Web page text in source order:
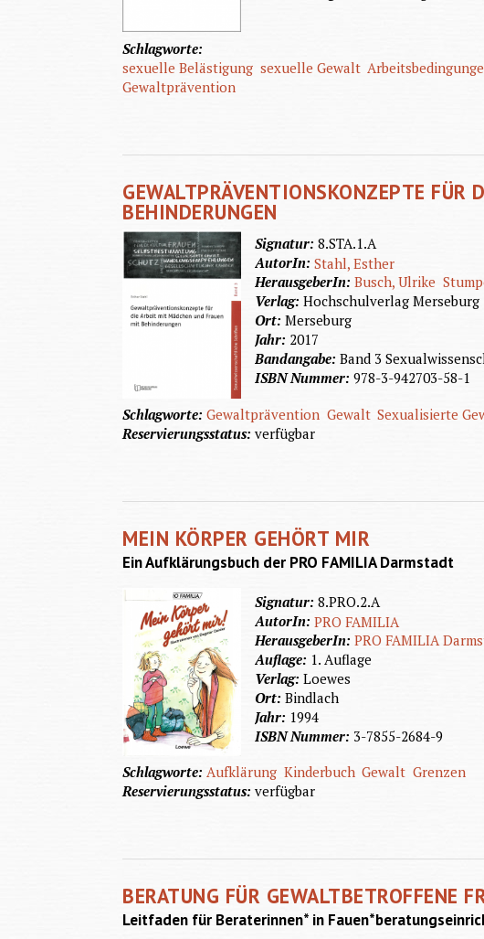
Schlagworte:
sexuelle Belästigung sexuelle Gewalt
Gewaltprävention
GEWALTPRÄVENTIONSKONZEPTE
BEHINDERUNGEN
Signatur:8.STA.1.A
AutorIn:Stahl, Esther
HerausgeberIn:Busch, Ulrike
Verlag:Hochschulverlag Merseburg
Ort:Merseburg
Jahr: 2017
Bandangabe:Band 3
ISBN Nummer:978-3-942703-58-1
Schlagworte:Gewaltprävention Gewalt Sexualisierte
Reservierungsstatus:verfügbar
MEIN KÖRPER GEHÖRT MIR
Ein Aufklärungsbuch der PRO FAMILIA Darmstadt
Signatur:8.PRO.2.A
AutorIn:PRO FAMILIA
HerausgeberIn:PRO FAMILIA
Auflage: 1. Auflage
Verlag:Loewes
Ort:Bindlach
Jahr: 1994
ISBN Nummer: 3-7855-2684-9
Schlagworte:Aufklärung Kinderbuch Gewalt Grenzen
Reservierungsstatus:verfügbar
BERATUNG FÜR GEWALTBETROFFENE
Leitfaden für Beraterinnen* in